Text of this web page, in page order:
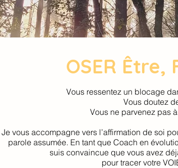
OSER Être,
Vous ressentez un blocage
Vous doutez
Vous ne parvenez pas
Je vous accompagne vers l’affirmation de soi
parole assumée. En tant que Coach en
suis convaincue que vous avez
pour tracer votre